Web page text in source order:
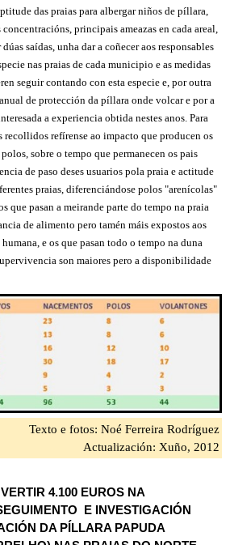
das praias para albergar niños de píllara,
principais ameazas en cada areal,
saídas, unha dar a coñecer aos responsables
nas praias de cada municipio e as medidas
seguir contando con esta especie e, por outra
de protección da píllara onde volcar e por a
a experiencia obtida nestes anos. Para
recollidos refírense ao impacto que producen os
sobre o tempo que permanecen os pais
de paso deses usuarios pola praia e actitude
praias, diferenciándose polos "arenícolas"
que pasan a meirande parte do tempo na praia
de alimento pero tamén máis expostos aos
e os que pasan todo o tempo na duna
son maiores pero a disponibilidade
Texto e fotos: Noé Ferreira Rodríguez
Actualización: Xuño, 2012
4.100 EUROS NA
E INVESTIGACIÓN
DA PÍLLARA PAPUDA